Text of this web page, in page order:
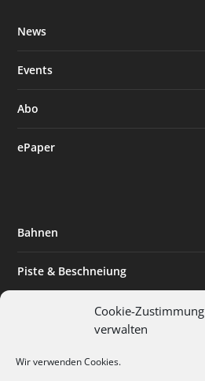
Cookie-Zustimmung
verwalten
Wir verwenden Cookies.
News
Events
Abo
ePaper
Bahnen
Piste & Beschneiung